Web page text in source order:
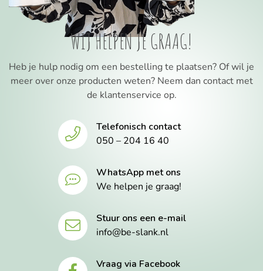
WIJ HELPEN JE GRAAG!
Heb je hulp nodig om een bestelling te plaatsen? Of wil je
meer over onze producten weten? Neem dan contact met
de klantenservice op.
Telefonisch contact
050 – 204 16 40
WhatsApp met ons
We helpen je graag!
Stuur ons een e-mail
info@be-slank.nl
Vraag via Facebook